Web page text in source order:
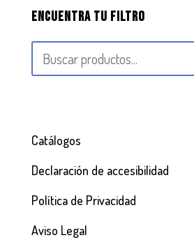
Encuentra tu filtro
Catálogos
Declaración de accesibilidad
Política de Privacidad
Aviso Legal